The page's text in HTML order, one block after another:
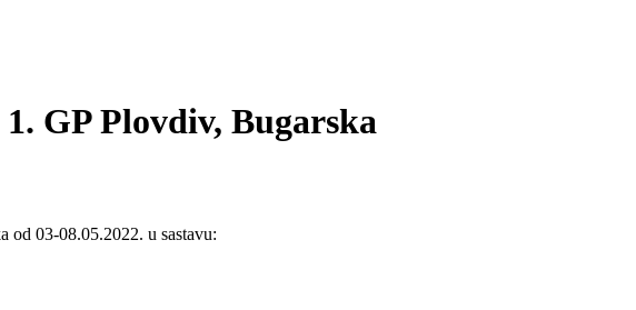
GP Plovdiv, Bugarska
od 03-08.05.2022. u sastavu: